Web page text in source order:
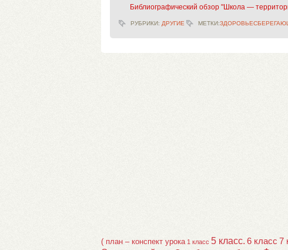
Библиографический обзор "Школа —
РУБРИКИ: ДРУГИЕ МЕТКИ:
( план – конспект урока 1 класс 5 класс. 6 класс 7